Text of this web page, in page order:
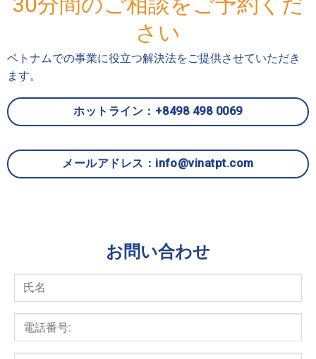
さい
ベトナムでの事業に役立つ解決法をご提供させていただき
ます。
ホットライン：+8498 498 0069
メールアドレス：info@vinatpt.com
お問い合わせ